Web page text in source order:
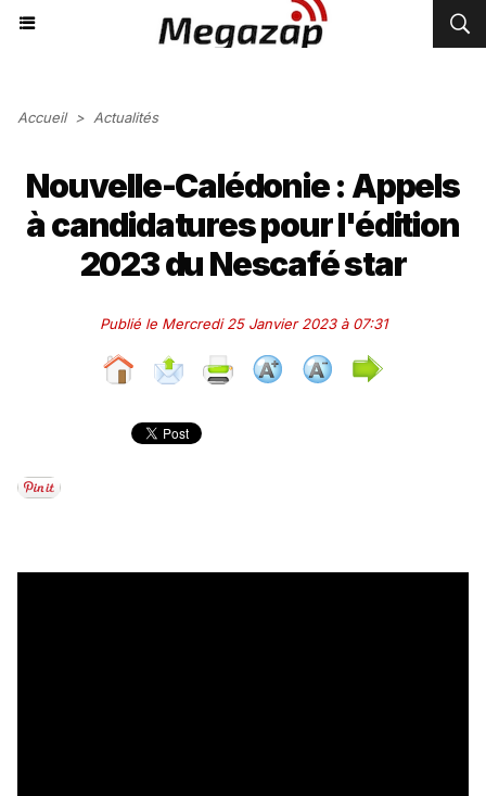
Accueil > Actualités
Nouvelle-Calédonie : Appels
à candidatures pour l'édition
2023 du Nescafé star
Publié le Mercredi 25 Janvier 2023 à 07:31